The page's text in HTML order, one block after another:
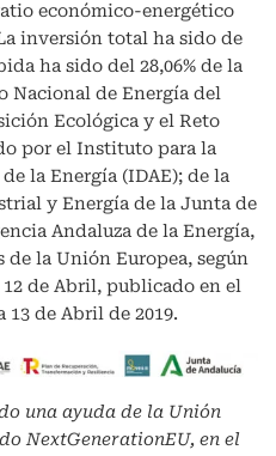
económico-energético
inversión total ha sido de
ha sido del 28,06% de la
Nacional de Energía del
Ecológica y el Reto
por el Instituto para la
la Energía (IDAE); de la
y Energía de la Junta de
Andaluza de la Energía,
la Unión Europea, según
12 de Abril, publicado en el
13 de Abril de 2019.
una ayuda de la Unión
NextGenerationEU, en el